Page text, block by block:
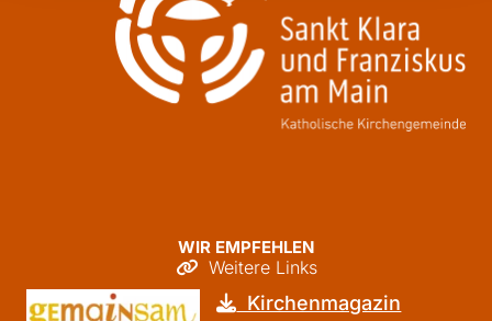
WIR EMPFEHLEN
 Weitere Links
 Kirchenmagazin